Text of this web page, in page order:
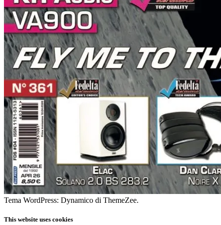
Tema WordPress: Dynamico di ThemeZee.
This website uses cookies